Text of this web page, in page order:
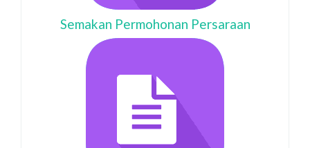
Semakan Permohonan Persaraan